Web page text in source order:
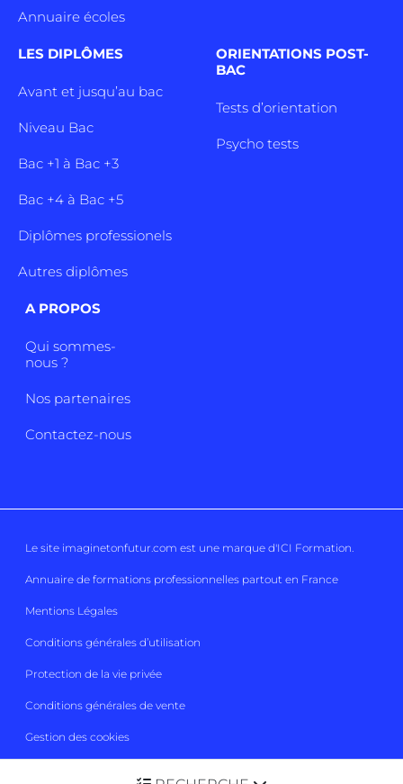
Annuaire écoles
LES DIPLÔMES
Avant et jusqu’au bac
Niveau Bac
Bac +1 à Bac +3
Bac +4 à Bac +5
Diplômes professionels
Autres diplômes
ORIENTATIONS POST-
BAC
Tests d’orientation
Psycho tests
A PROPOS
Qui sommes-
nous ?
Nos partenaires
Contactez-nous
Le site imaginetonfutur.com est une marque d'ICI Formation.
Annuaire de formations professionnelles partout en France
Mentions Légales
Conditions générales d’utilisation
Protection de la vie privée
Conditions générales de vente
Gestion des cookies
Imaginetonfutur 2026 Tous droits réservés